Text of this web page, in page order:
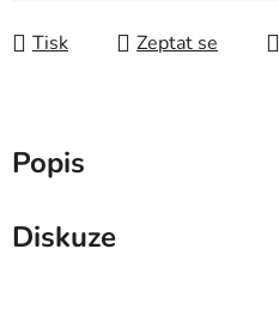
Tisk Zeptat se
Popis
Diskuze